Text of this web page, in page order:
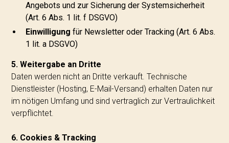
Angebots und zur Sicherung der Systemsicherheit
(Art. 6 Abs. 1 lit. f DSGVO)
Einwilligung für Newsletter oder Tracking (Art. 6 Abs.
1 lit. a DSGVO)
5. Weitergabe an Dritte
Daten werden nicht an Dritte verkauft. Technische
Dienstleister (Hosting, E-Mail-Versand) erhalten Daten nur
im nötigen Umfang und sind vertraglich zur Vertraulichkeit
verpflichtet.
6. Cookies & Tracking